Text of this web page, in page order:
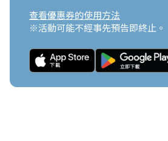
查看優惠券的使用方法
※活動可能不經事先預告即終止。